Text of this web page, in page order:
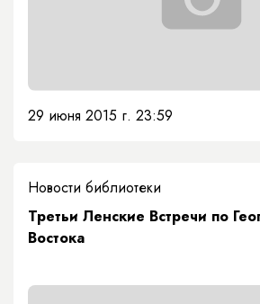
29 июня 2015 г. 23:59
Новости библиотеки
Третьи Ленские Встречи по
Востока